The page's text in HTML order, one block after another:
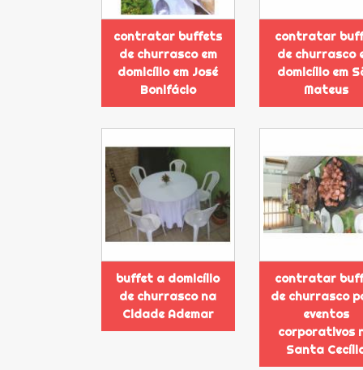
contratar buffets
de churrasco em
domicílio em José
Bonifácio
contratar
de churrasco
domicílio em
Mateus
buffet a domicílio
de churrasco na
Cidade Ademar
contratar
de churrasco
eventos
corporativos
Santa